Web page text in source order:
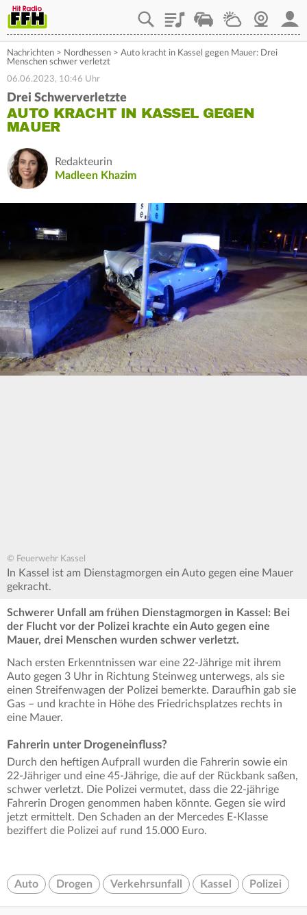
PlaylistStaupilotWetterWebcam
Nachrichten > Nordhessen > Auto kracht in Kassel gegen Mauer: Drei
Menschen schwer verletzt
06.06.2023, 10:46 Uhr
Drei Schwerverletzte
AUTO KRACHT IN KASSEL GEGEN
MAUER
Redakteurin
Madleen Khazim
© Feuerwehr Kassel
In Kassel ist am Dienstagmorgen ein Auto gegen eine Mauer
gekracht.
Schwerer Unfall am frühen Dienstagmorgen in Kassel: Bei
der Flucht vor der Polizei krachte ein Auto gegen eine
Mauer, drei Menschen wurden schwer verletzt.
Nach ersten Erkenntnissen war eine 22-Jährige mit ihrem
Auto gegen 3 Uhr in Richtung Steinweg unterwegs, als sie
einen Streifenwagen der Polizei bemerkte. Daraufhin gab sie
Gas – und krachte in Höhe des Friedrichsplatzes rechts in
eine Mauer.
Fahrerin unter Drogeneinfluss?
Durch den heftigen Aufprall wurden die Fahrerin sowie ein
22-Jähriger und eine 45-Jährige, die auf der Rückbank saßen,
schwer verletzt. Die Polizei vermutet, dass die 22-jährige
Fahrerin Drogen genommen haben könnte. Gegen sie wird
jetzt ermittelt. Den Schaden an der Mercedes E-Klasse
beziffert die Polizei auf rund 15.000 Euro.
Auto Drogen Verkehrsunfall Kassel Polizei